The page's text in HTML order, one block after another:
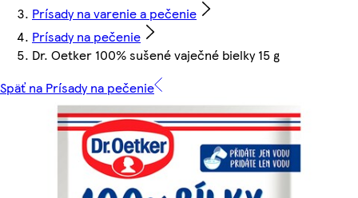
Prísady na varenie a pečenie
Prísady na pečenie
Dr. Oetker 100% sušené vaječné bielky 15 g
Späť na Prísady na pečenie